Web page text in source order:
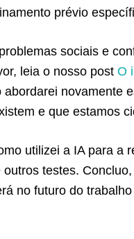
prévio
sociais e
leia o nosso post O
abordarei novamente
e que estamos
utilizei a IA para a
testes.
no futuro do